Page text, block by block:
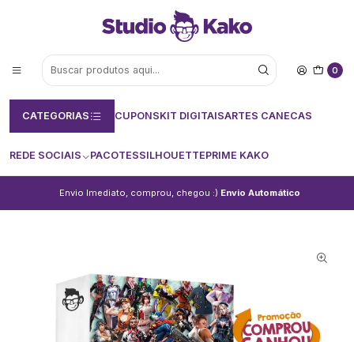
0
CATEGORIAS CUPONSKIT DIGITAISARTES CANECAS
REDE SOCIAIS PACOTESSILHOUETTEPRIME KAKO
Envio Imediato, comprou, chegou :) Envio Automático